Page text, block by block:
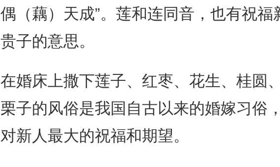
偶（藕）天成”。莲和连同音，也有祝福
贵子的意思。
在婚床上撒下莲子、红枣、花生、桂圆
栗子的风俗是我国自古以来的婚嫁习俗
对新人最大的祝福和期望。